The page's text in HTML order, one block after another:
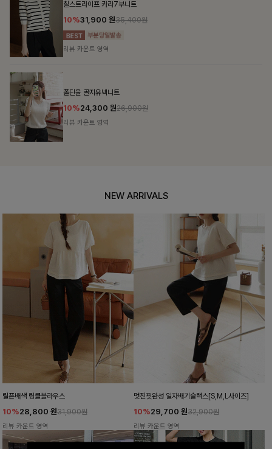
칠스트라이프 카라7부니트
10%31,900 원35,400원
리뷰 카운트 영역
폴딘울 골지유넥니트
10%24,300 원26,900원
리뷰 카운트 영역
NEW ARRIVALS
릴픈배색 링클블라우스
10%28,800 원31,900원
리뷰 카운트 영역
멋진핏완성 일자배기슬랙스[S,M,L사이즈]
10%29,700 원32,900원
리뷰 카운트 영역